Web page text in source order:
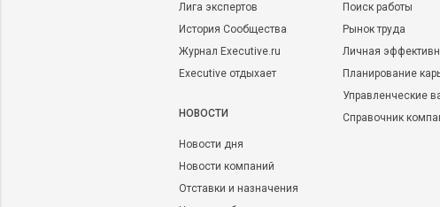
Лига экспертов
История Сообщества
Журнал Executive.ru
Executive отдыхает
НОВОСТИ
Новости дня
Новости компаний
Отставки и назначения
Поиск работы
Рынок труда
Личная
Планирование
Управленческие
Справочник